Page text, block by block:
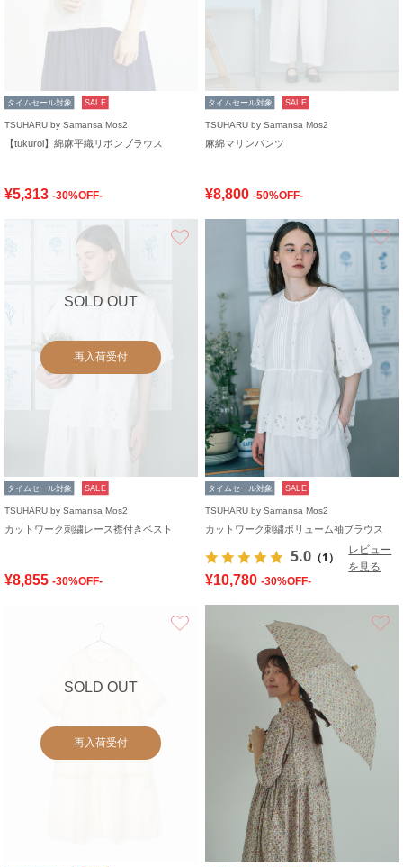
タイムセール対象 SALE
TSUHARU by Samansa Mos2
【tukuroi】綿麻平織リボンブラウス
¥5,313 -30%OFF-
タイムセール対象 SALE
TSUHARU by Samansa Mos2
麻綿マリンパンツ
¥8,800 -50%OFF-
SOLD OUT
再入荷受付
タイムセール対象 SALE
TSUHARU by Samansa Mos2
カットワーク刺繍レース襟付きベスト
¥8,855 -30%OFF-
タイムセール対象 SALE
TSUHARU by Samansa Mos2
カットワーク刺繍ボリューム袖ブラウス
5.0 （1）
レビュー
を見る
¥10,780 -30%OFF-
SOLD OUT
再入荷受付